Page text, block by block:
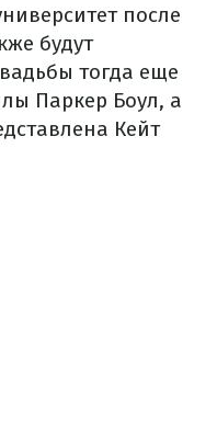
после
будут
тогда еще
Паркер Боул, а
Кейт